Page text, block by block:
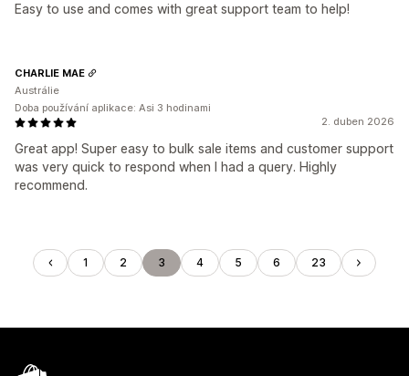
Easy to use and comes with great support team to help!
2. duben 2026
Great app! Super easy to bulk sale items and customer support
was very quick to respond when I had a query. Highly
recommend.
CHARLIE MAE
Austrálie
Doba používání aplikace: Asi 3 hodinami
1 2 3 4 5 6 23